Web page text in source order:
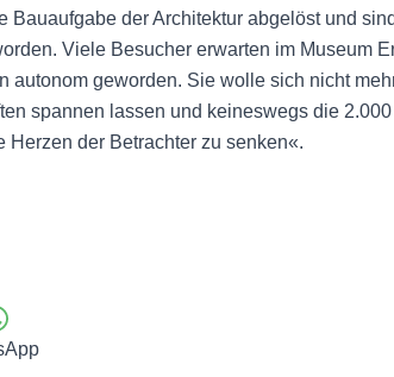
Bauaufgabe der Architektur abgelöst und
Viele Besucher erwarten im Museum
autonom geworden. Sie wolle sich nicht
spannen lassen und keineswegs die
Herzen der Betrachter zu senken«.